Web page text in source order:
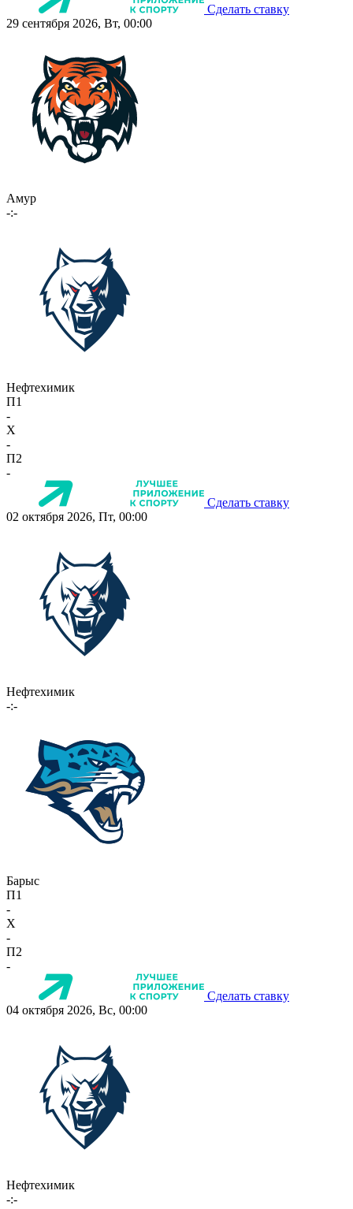
Сделать ставку
29 сентября 2026, Вт, 00:00
Амур
-:-
Нефтехимик
П1
-
X
-
П2
-
Сделать ставку
02 октября 2026, Пт, 00:00
Нефтехимик
-:-
Барыс
П1
-
X
-
П2
-
Сделать ставку
04 октября 2026, Вс, 00:00
Нефтехимик
-:-